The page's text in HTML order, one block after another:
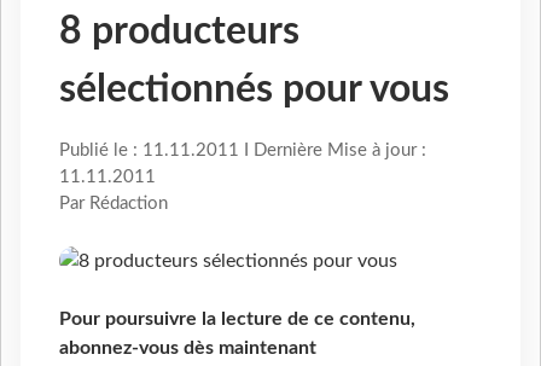
8 producteurs
sélectionnés pour vous
Publié le : 11.11.2011 I Dernière Mise à jour :
11.11.2011
Par Rédaction
Pour poursuivre la lecture de ce contenu,
abonnez-vous dès maintenant